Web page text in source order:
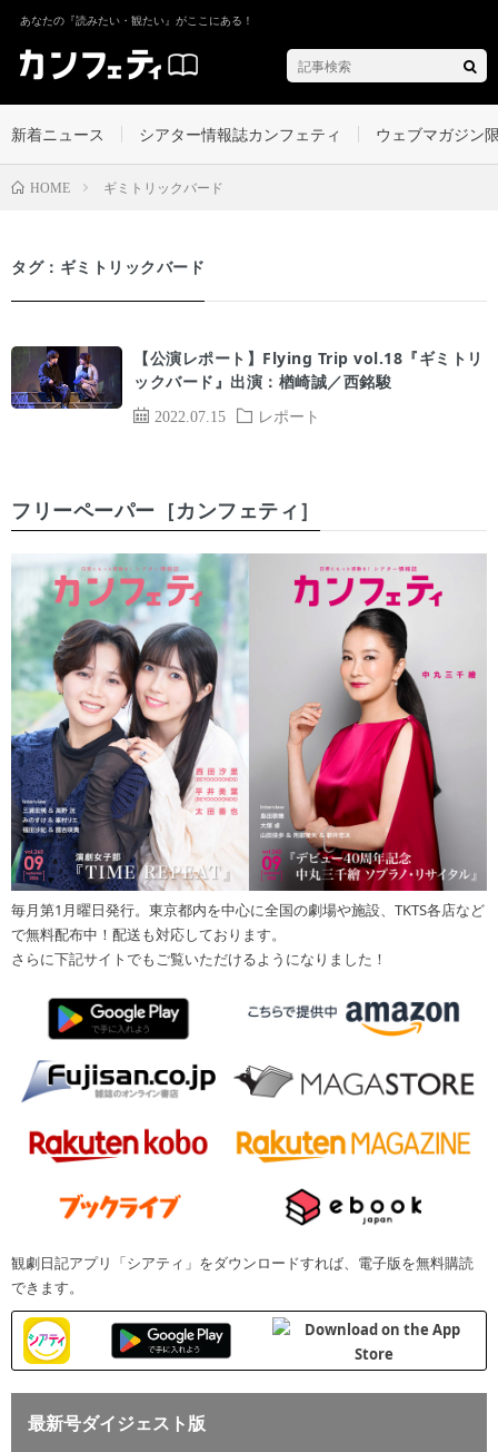
あなたの『読みたい・観たい』がここにある！
新着ニュース シアター情報誌カンフェティ ウェブマガジン
HOME ギミトリックバード
タグ：ギミトリックバード
2022.07.15 レポート
【公演レポート】Flying Trip vol.18『ギミトリ
ックバード』出演：楢崎誠／西銘駿
フリーペーパー［カンフェティ］
毎月第1月曜日発行。東京都内を中心に全国の劇場や施設、TKTS各店など
で無料配布中！配送も対応しております。
さらに下記サイトでもご覧いただけるようになりました！
観劇日記アプリ「シアティ」をダウンロードすれば、電子版を無料購読
できます。
最新号ダイジェスト版